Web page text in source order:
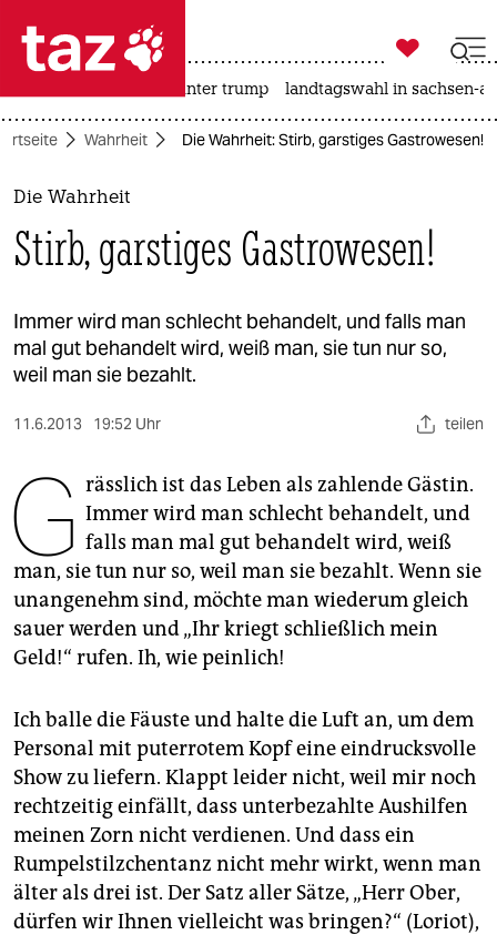
 taz zahl ich
taz zahl ich
themen
politik
gesellschaft
berlin
nord
wahrheit
verlag
veranstaltungen
shop
fragen & hilfe
unterstützen
abo

taz zahl ich
usa unter trump landtagswahl in sachsen-
Wahrheit Die Wahrheit: Stirb, garstiges Gastrowesen!
Die Wahrheit
Stirb, garstiges Gastrowesen!
Immer wird man schlecht behandelt, und falls man
mal gut behandelt wird, weiß man, sie tun nur so,
weil man sie bezahlt.
11.6.2013 19:52 Uhr teilen
G rässlich ist das Leben als zahlende Gästin.
Immer wird man schlecht behandelt, und
falls man mal gut behandelt wird, weiß
man, sie tun nur so, weil man sie bezahlt. Wenn sie
unangenehm sind, möchte man wiederum gleich
sauer werden und „Ihr kriegt schließlich mein
Geld!“ rufen. Ih, wie peinlich!
Ich balle die Fäuste und halte die Luft an, um dem
Personal mit puterrotem Kopf eine eindrucksvolle
Show zu liefern. Klappt leider nicht, weil mir noch
rechtzeitig einfällt, dass unterbezahlte Aushilfen
meinen Zorn nicht verdienen. Und dass ein
Rumpelstilzchentanz nicht mehr wirkt, wenn man
älter als drei ist. Der Satz aller Sätze, „Herr Ober,
dürfen wir Ihnen vielleicht was bringen?“ (Loriot),